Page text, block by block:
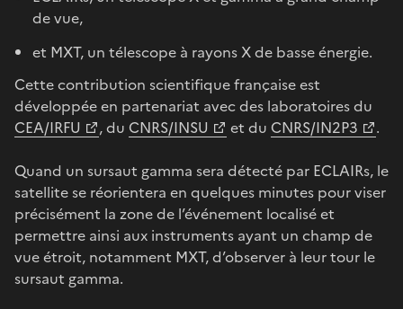
de vue,
et MXT, un télescope à rayons X de basse énergie.
Cette contribution scientifique française est
développée en partenariat avec des laboratoires du
CEA/IRFU
, du CNRS/INSU et du CNRS/IN2P3
.
Quand un sursaut gamma sera détecté par ECLAIRs, le
satellite se réorientera en quelques minutes pour viser
précisément la zone de l’événement localisé et
permettre ainsi aux instruments ayant un champ de
vue étroit, notamment MXT, d’observer à leur tour le
sursaut gamma.